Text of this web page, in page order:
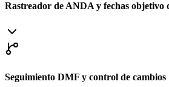
Rastreador de ANDA y fechas objetivo
Seguimiento DMF y control de cambios